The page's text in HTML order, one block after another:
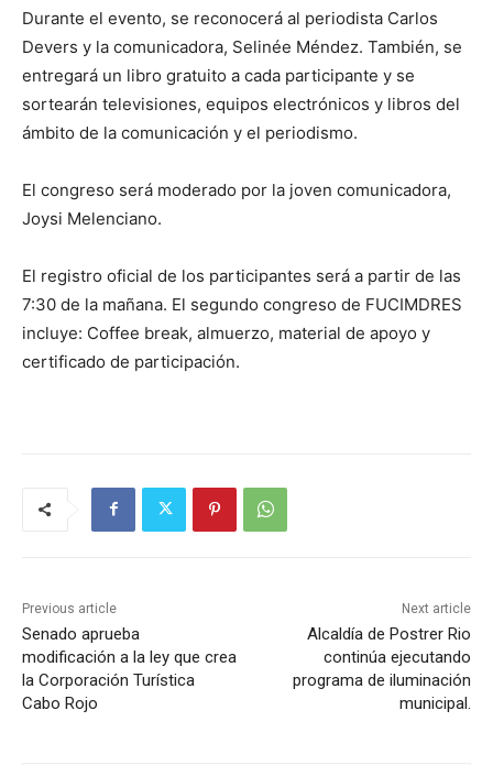
Durante el evento, se reconocerá al periodista Carlos
Devers y la comunicadora, Selinée Méndez. También, se
entregará un libro gratuito a cada participante y se
sortearán televisiones, equipos electrónicos y libros del
ámbito de la comunicación y el periodismo.
El congreso será moderado por la joven comunicadora,
Joysi Melenciano.
El registro oficial de los participantes será a partir de las
7:30 de la mañana. El segundo congreso de FUCIMDRES
incluye: Coffee break, almuerzo, material de apoyo y
certificado de participación.
Previous article
Senado aprueba
modificación a la ley que crea
la Corporación Turística
Cabo Rojo
Next article
Alcaldía de Postrer Rio
continúa ejecutando
programa de iluminación
municipal.